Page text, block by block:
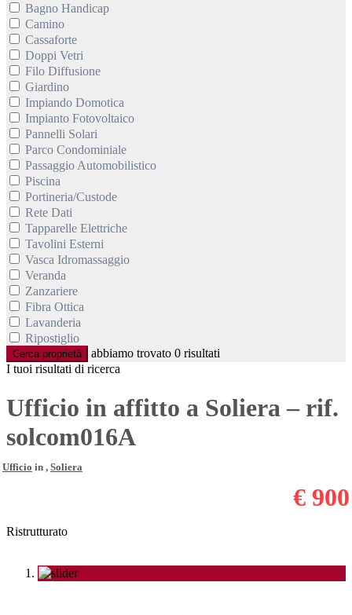
Bagno Handicap
Camino
Cassaforte
Doppi Vetri
Filo Diffusione
Giardino
Impiando Domotica
Impianto Fotovoltaico
Pannelli Solari
Parco Condominiale
Passaggio Automobilistico
Piscina
Portineria/Custode
Rete Dati
Tapparelle Elettriche
Tavolini Esterni
Vasca Idromassaggio
Veranda
Zanzariere
Fibra Ottica
Lavanderia
Ripostiglio
Cerca proprietà abbiamo trovato 0 risultati
I tuoi risultati di ricerca
Ufficio in affitto a Soliera – rif.
solcom016A
Ufficio in , Soliera
€ 900
Ristrutturato